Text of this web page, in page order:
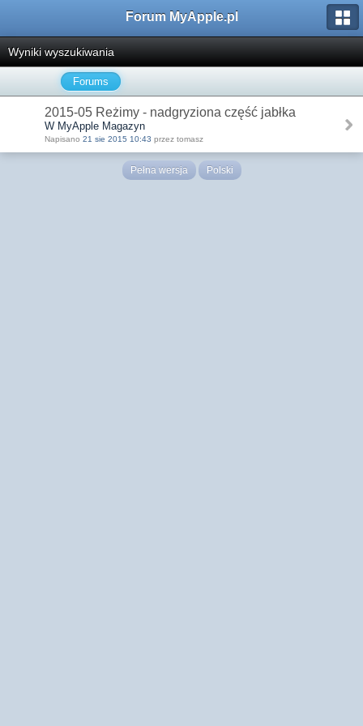
Forum MyApple.pl
Wyniki wyszukiwania
Forums
2015-05 Reżimy - nadgryziona część jabłka
W MyApple Magazyn
Napisano 21 sie 2015 10:43 przez tomasz
Pełna wersja Polski